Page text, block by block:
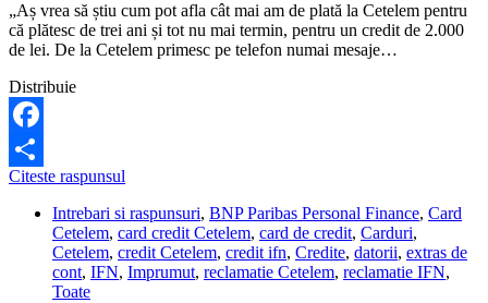
„Aș vrea să știu cum pot afla cât mai am de plată la Cetelem pentru
că plătesc de trei ani și tot nu mai termin, pentru un credit de 2.000
de lei. De la Cetelem primesc pe telefon numai mesaje…
Distribuie
Facebook
Partajează
Citeste raspunsul
afla
cât
mai
am
Intrebari si raspunsuri, BNP Paribas Personal Finance, Card
Cetelem, card credit Cetelem, card de credit, Carduri,
Cetelem, credit Cetelem, credit ifn, Credite, datorii, extras de
cont, IFN, Imprumut, reclamatie Cetelem, reclamatie IFN,
Toate